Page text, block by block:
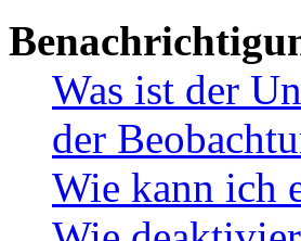
Was ist der
der
Wie kann ich